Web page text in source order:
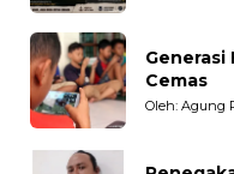
Generasi
Cemas
Oleh: Agung